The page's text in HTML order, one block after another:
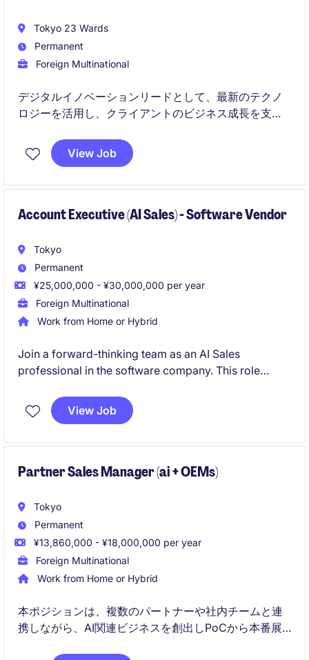
Tokyo 23 Wards
Permanent
Foreign Multinational
デジタルイノベーションリードとして、最新のテクノ
ロジーを活用し、クライアントのビジネス成長を支援
し、チームをリードしながら新たなビジネスチャンス
を創出します。
View Job
Account Executive (AI Sales) - Software Vendor
Tokyo
Permanent
¥25,000,000 - ¥30,000,000 per year
Foreign Multinational
Work from Home or Hybrid
Join a forward-thinking team as an AI Sales
professional in the software company. This role
deliver exceptional results in a Tokyo-based
environment.
View Job
Partner Sales Manager (ai + OEMs)
Tokyo
Permanent
¥13,860,000 - ¥18,000,000 per year
Foreign Multinational
Work from Home or Hybrid
本ポジションは、複数のパートナーや社内チームと連
携しながら、AI関連ビジネスを創出しPoCから本番展